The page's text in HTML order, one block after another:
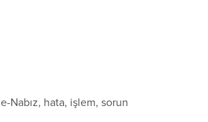
e-Nabız, hata, işlem, sorun